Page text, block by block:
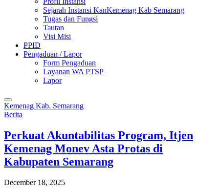
Sejarah Instansi KanKemenag Kab Semarang
Tugas dan Fungsi
Tautan
Visi Misi
PPID
Pengaduan / Lapor
Form Pengaduan
Layanan WA PTSP
Lapor
Kemenag Kab. Semarang
Berita
Perkuat Akuntabilitas Program, Itjen
Kemenag Monev Asta Protas di
Kabupaten Semarang
December 18, 2025